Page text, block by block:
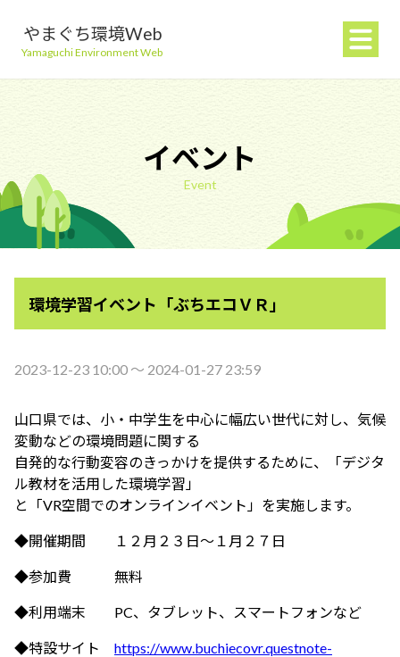
やまぐち環境Web
Yamaguchi Environment Web
地球温暖化を防ぐ
ごみを減らす
自然環境を守る
イベント
Event
環境学習イベント「ぶちエコＶＲ」
2023-12-23 10:00 〜 2024-01-27 23:59
山口県では、小・中学生を中心に幅広い世代に対し、気候
変動などの環境問題に関する
自発的な行動変容のきっかけを提供するために、「デジタ
ル教材を活用した環境学習」
と「VR空間でのオンラインイベント」を実施します。
◆開催期間 １２月２３日～１月２７日
◆参加費 無料
◆利用端末 PC、タブレット、スマートフォンなど
◆特設サイト https://www.buchiecovr.questnote-